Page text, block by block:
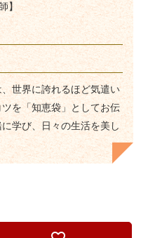
】
世界に誇れるほど気遣い
を「知恵袋」としてお伝
学び、日々の生活を美し